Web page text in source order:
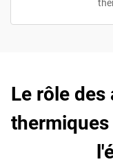
Le rôle